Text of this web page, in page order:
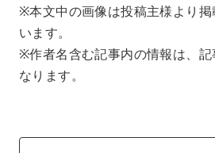
※本文中の画像は投稿主様より
います。
※作者名含む記事内の情報は、
なります。